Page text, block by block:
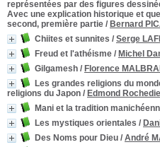
représentées par des figures
Avec une explication historique et
second, première partie / Bernard
Chiites et sunnites / Serge
Freud et l'athéisme / Michel
Gilgamesh / Florence
Les grandes religions du
religions du Japon / Edmond
Mani et la tradition
Les mystiques orientales /
Des Noms pour Dieu / André